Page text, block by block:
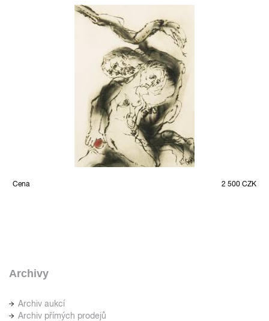
Cena 2 500 CZK
Archivy
Archiv aukcí
Archiv přímých prodejů